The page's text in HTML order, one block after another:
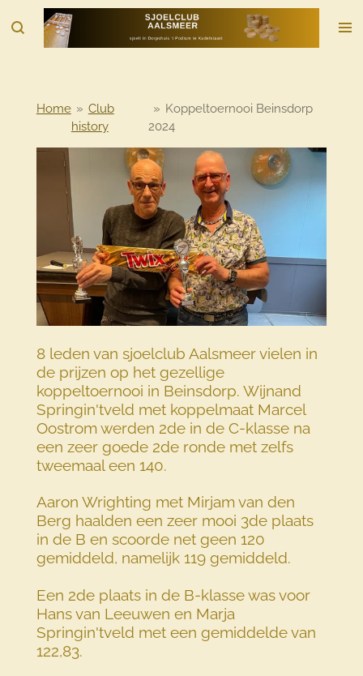
direct
Home » Club
history
» Koppeltoernooi Beinsdorp
2024
8 leden van sjoelclub Aalsmeer vielen in
de prijzen op het gezellige
koppeltoernooi in Beinsdorp. Wijnand
Springin'tveld met koppelmaat Marcel
Oostrom werden 2de in de C-klasse na
een zeer goede 2de ronde met zelfs
tweemaal een 140.
Aaron Wrighting met Mirjam van den
Berg haalden een zeer mooi 3de plaats
in de B en scoorde net geen 120
gemiddeld, namelijk 119 gemiddeld.
Een 2de plaats in de B-klasse was voor
Hans van Leeuwen en Marja
Springin'tveld met een gemiddelde van
122,83.